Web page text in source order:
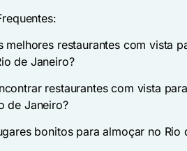
melhores restaurantes com vista
de Janeiro?
restaurantes com vista
de Janeiro?
bonitos para almoçar no Rio